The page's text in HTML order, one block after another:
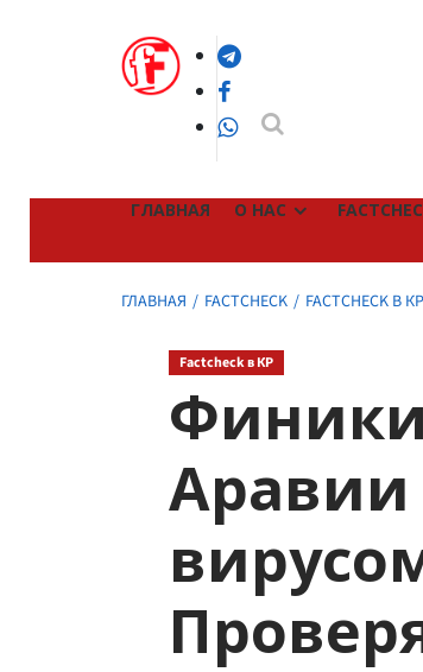
содержимому
Telegram
Facebook
WhatsApp
ГЛАВНАЯ О НАС
ГЛАВНАЯ FACTCHECK FACTCHECK В КР
Factcheck в КР
Финики